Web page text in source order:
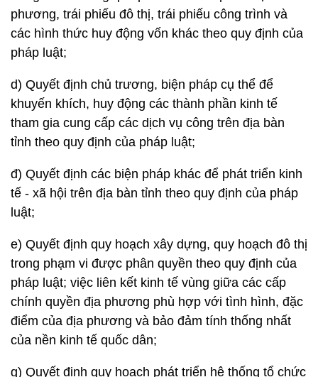
phương, trái phiếu đô thị, trái phiếu công trình và
các hình thức huy động vốn khác theo quy định của
pháp luật;
d) Quyết định chủ trương, biện pháp cụ thể để
khuyến khích, huy động các thành phần kinh tế
tham gia cung cấp các dịch vụ công trên địa bàn
tỉnh theo quy định của pháp luật;
đ) Quyết định các biện pháp khác để phát triển kinh
tế - xã hội trên địa bàn tỉnh theo quy định của pháp
luật;
e) Quyết định quy hoạch xây dựng, quy hoạch đô thị
trong phạm vi được phân quyền theo quy định của
pháp luật; việc liên kết kinh tế vùng giữa các cấp
chính quyền địa phương phù hợp với tình hình, đặc
điểm của địa phương và bảo đảm tính thống nhất
của nền kinh tế quốc dân;
g) Quyết định quy hoạch phát triển hệ thống tổ chức